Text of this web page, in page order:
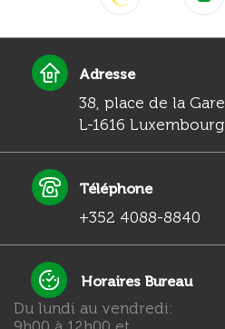
Adresse
38, place de la Gare
L-1616 Luxembourg
Téléphone
+352 4088-8840
Horaires Bureau
Du lundi au vendredi: